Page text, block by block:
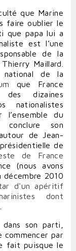
que Marine
faire oublier le
que papa lui a
est l’une
de la
Maillard.
de la
que France
dizaines
nationalistes
du
son
de Jean-
de
de France
(nous avons
décembre 2010
d'un apéritif
dont
son parti,
commencer par
fait puisque le